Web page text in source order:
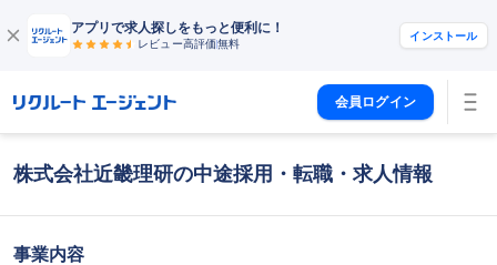
アプリで求人探しをもっと便利に！
レビュー高評価無料
インストール
会員ログイン
株式会社近畿理研の中途採用・転職・求人情報
事業内容